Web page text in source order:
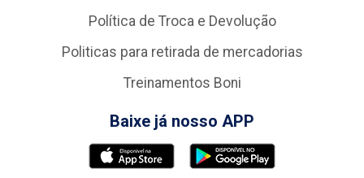
Política de Troca e Devolução
Politicas para retirada de mercadorias
Treinamentos Boni
Baixe já nosso APP